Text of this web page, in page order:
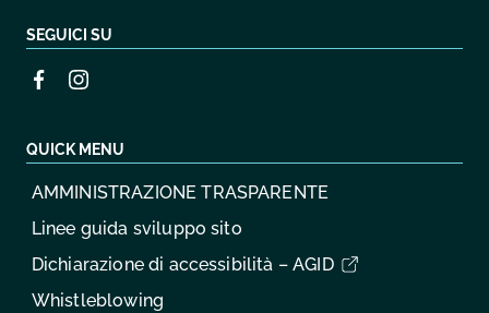
SEGUICI SU
QUICK MENU
AMMINISTRAZIONE TRASPARENTE
Linee guida sviluppo sito
Dichiarazione di accessibilità – AGID
Whistleblowing